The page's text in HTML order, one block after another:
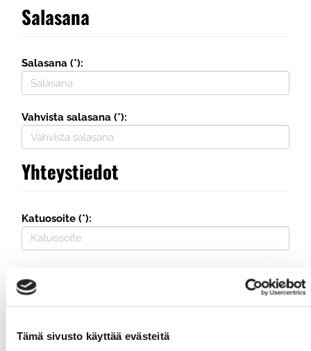
Tämä sivusto käyttää evästeitä
Salasana
Salasana (*):
Vahvista salasana (*):
Yhteystiedot
Katuosoite (*):
Suomi